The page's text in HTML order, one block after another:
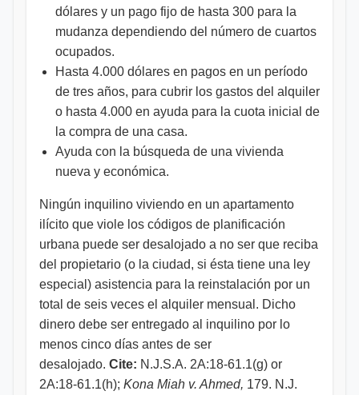
dólares y un pago fijo de hasta 300 para la
mudanza dependiendo del número de cuartos
ocupados.
Hasta 4.000 dólares en pagos en un período
de tres años, para cubrir los gastos del alquiler
o hasta 4.000 en ayuda para la cuota inicial de
la compra de una casa.
Ayuda con la búsqueda de una vivienda
nueva y económica.
Ningún inquilino viviendo en un apartamento
ilícito que viole los códigos de planificación
urbana puede ser desalojado a no ser que reciba
del propietario (o la ciudad, si ésta tiene una ley
especial) asistencia para la reinstalación por un
total de seis veces el alquiler mensual. Dicho
dinero debe ser entregado al inquilino por lo
menos cinco días antes de ser
desalojado. Cite: N.J.S.A. 2A:18-61.1(g) or
2A:18-61.1(h); Kona Miah v. Ahmed, 179. N.J.